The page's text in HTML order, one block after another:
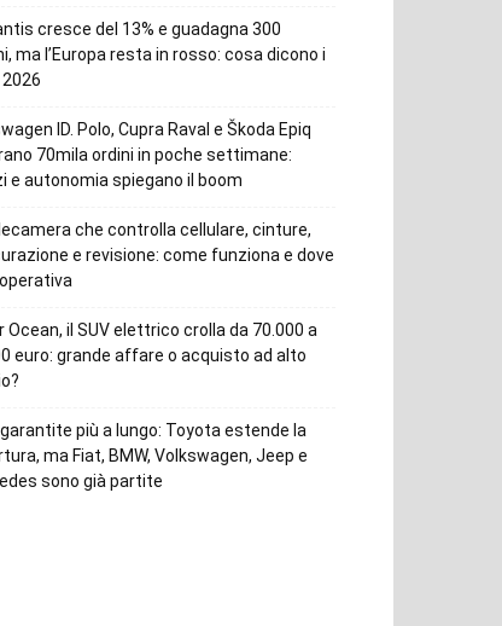
cresce del 13% e guadagna 300
ma l’Europa resta in rosso: cosa dicono i
ID. Polo, Cupra Raval e Škoda Epiq
70mila ordini in poche settimane:
e autonomia spiegano il boom
che controlla cellulare, cinture,
e revisione: come funziona e dove
Ocean, il SUV elettrico crolla da 70.000 a
euro: grande affare o acquisto ad alto
più a lungo: Toyota estende la
ma Fiat, BMW, Volkswagen, Jeep e
sono già partite